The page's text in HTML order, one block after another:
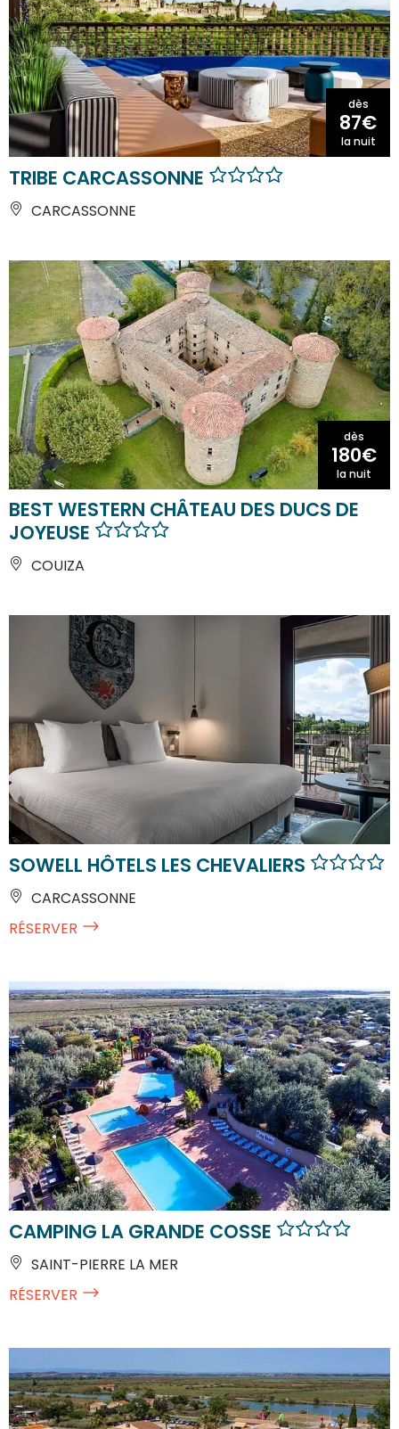
dès
87€
la nuit
TRIBE CARCASSONNE
CARCASSONNE
dès
180€
la nuit
BEST WESTERN CHÂTEAU DES DUCS DE
JOYEUSE
COUIZA
SOWELL HÔTELS LES CHEVALIERS
CARCASSONNE
RÉSERVER
CAMPING LA GRANDE COSSE
SAINT-PIERRE LA MER
RÉSERVER